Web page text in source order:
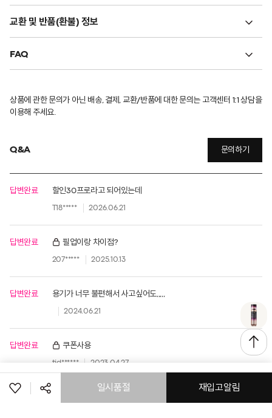
일시품절 재입고알림
교환 및 반품(환불) 정보
FAQ
상품에 관한 문의가 아닌 배송, 결제, 교환/반품에 대한 문의는 고객센터 1:1 상담을
이용해 주세요.
Q&A 문의하기
답변완료 할인30프로라고 되어있는데
T18***** 2026.06.21
답변완료 필업이랑 차이점?
207***** 2025.10.13
답변완료 용기가 너무 불편해서 사고싶어도,,,,,
2024.06.21
답변완료 쿠폰사용
tjd****** 2023.04.27